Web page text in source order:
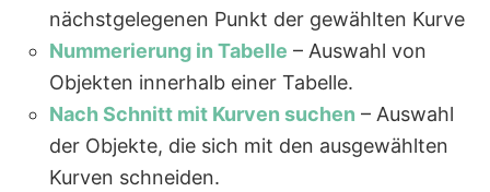
nächstgelegenen Punkt der gewählten Kurve
Nummerierung in Tabelle – Auswahl von
Objekten innerhalb einer Tabelle.
Nach Schnitt mit Kurven suchen – Auswahl
der Objekte, die sich mit den ausgewählten
Kurven schneiden.